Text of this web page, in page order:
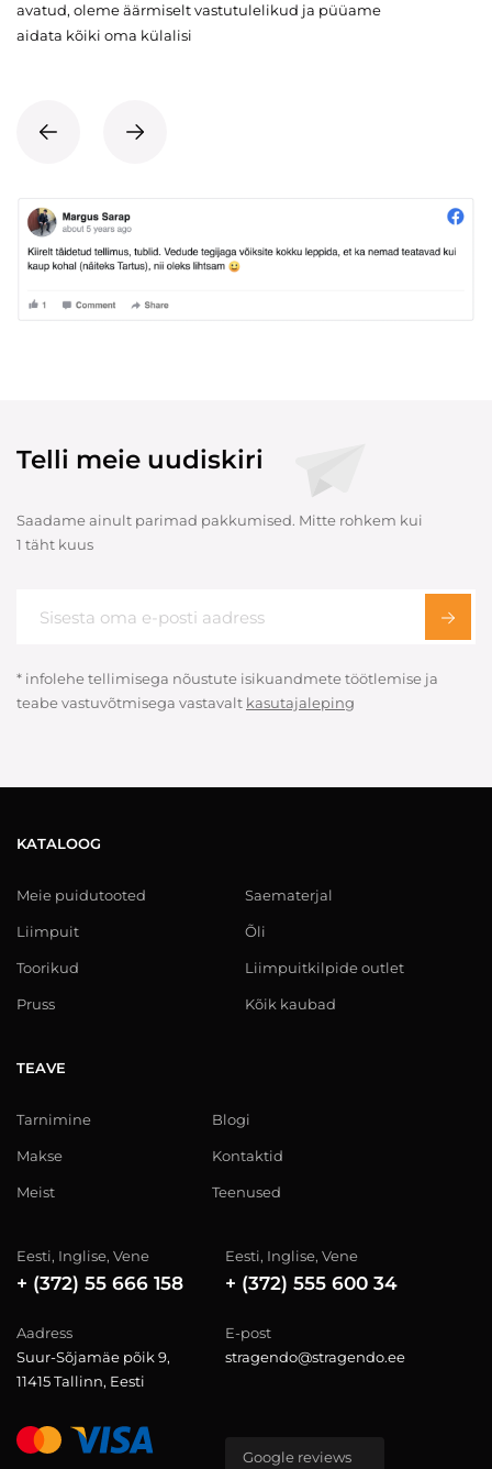
avatud, oleme äärmiselt vastutulelikud ja püüame
aidata kõiki oma külalisi
Telli meie uudiskiri
Saadame ainult parimad pakkumised. Mitte rohkem kui
1 täht kuus
* infolehe tellimisega nõustute isikuandmete töötlemise ja
teabe vastuvõtmisega vastavalt kasutajaleping
KATALOOG
Meie puidutooted
Liimpuit
Toorikud
Pruss
Saematerjal
Õli
Liimpuitkilpide outlet
Kõik kaubad
TEAVE
Tarnimine
Makse
Meist
Blogi
Kontaktid
Teenused
Eesti, Inglise, Vene
+ (372) 55 666 158
Eesti, Inglise, Vene
+ (372) 555 600 34
Aadress
Suur-Sõjamäe põik 9,
11415 Tallinn, Eesti
E-post
stragendo@stragendo.ee
Google reviews